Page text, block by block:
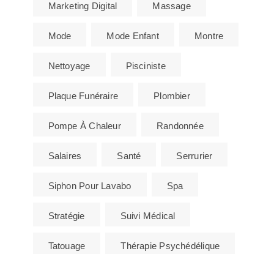
Marketing Digital Massage
Mode Mode Enfant Montre
Nettoyage Pisciniste
Plaque Funéraire Plombier
Pompe À Chaleur Randonnée
Salaires Santé Serrurier
Siphon Pour Lavabo Spa
Stratégie Suivi Médical
Tatouage Thérapie Psychédélique